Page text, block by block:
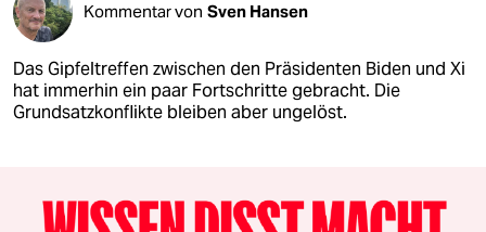
Kommentar von Sven Hansen
Das Gipfeltreffen zwischen den Präsidenten Biden und Xi
hat immerhin ein paar Fortschritte gebracht. Die
Grundsatzkonflikte bleiben aber ungelöst.